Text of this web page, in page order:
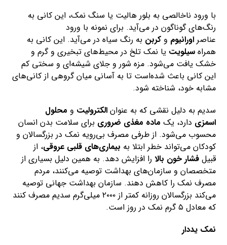
با ورود ناخالصی به بلور هالیت یا سنگ نمک، این کانی به
رنگ‌های گوناگون در می‌آید. برای نمونه با ورود
عناصراورانیوم وکربن به رنگ سیاه در می‌آید. این کانی به
همراهسیلویت یا نمک تلخ در محیط‌های تبخیری و گرم و
خشک یافت می‌شود. مزه شور و جلای شیشه‌ای و سختی کم
این کانی باعث شده‌است تا به آسانی میان گروهی از کانی‌های
مشابه خود، شناخته شود.
سدیم به دلیل نقشی که به عنوانالکترولیت و محلول
اسمزی دارد، یک ماده مغذی ضروری برای سلامت بدن انسان
محسوب می‌شود. از طرفی مصرف بی‌رویه نمک در بزرگسالان و
کودکان می‌تواند خطر ابتلا به بیماری‌های قلبی عروقی، از
قبیلفشار خون بالا را افزایش دهد. به همین دلیل بسیاری از
متخصصان و سازمان‌های بهداشت توصیه می‌کنند، مردم
مصرف نمک را کاهش دهند. سازمان بهداشت جهانی توصیه
می‌کند بزرگسالان روزانه کمتر از ۲۰۰۰ میلی‌گرم سدیم مصرف کنند
که معادل ۵ گرم نمک در روز است.
نمک یددار